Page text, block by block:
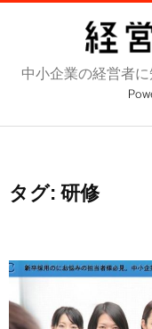
へ
ッ
中小企業の経営者
タグ:研修